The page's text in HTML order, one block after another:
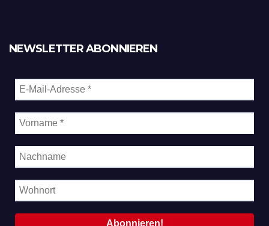
NEWSLETTER ABONNIEREN